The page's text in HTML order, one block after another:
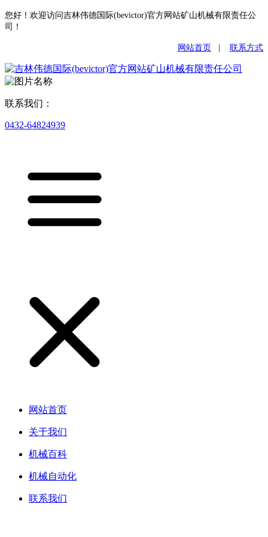
您好！欢迎访问吉林伟德国际(bevictor)官方网站矿山机械有限责任公
司！
网站首页 联系方式
联系我们：
0432-64824939
网站首页
关于我们
机械百科
机械自动化
联系我们